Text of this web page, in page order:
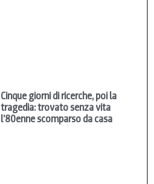
Cinque giorni di ricerche, poi la
tragedia: trovato senza vita
l’80enne scomparso da casa